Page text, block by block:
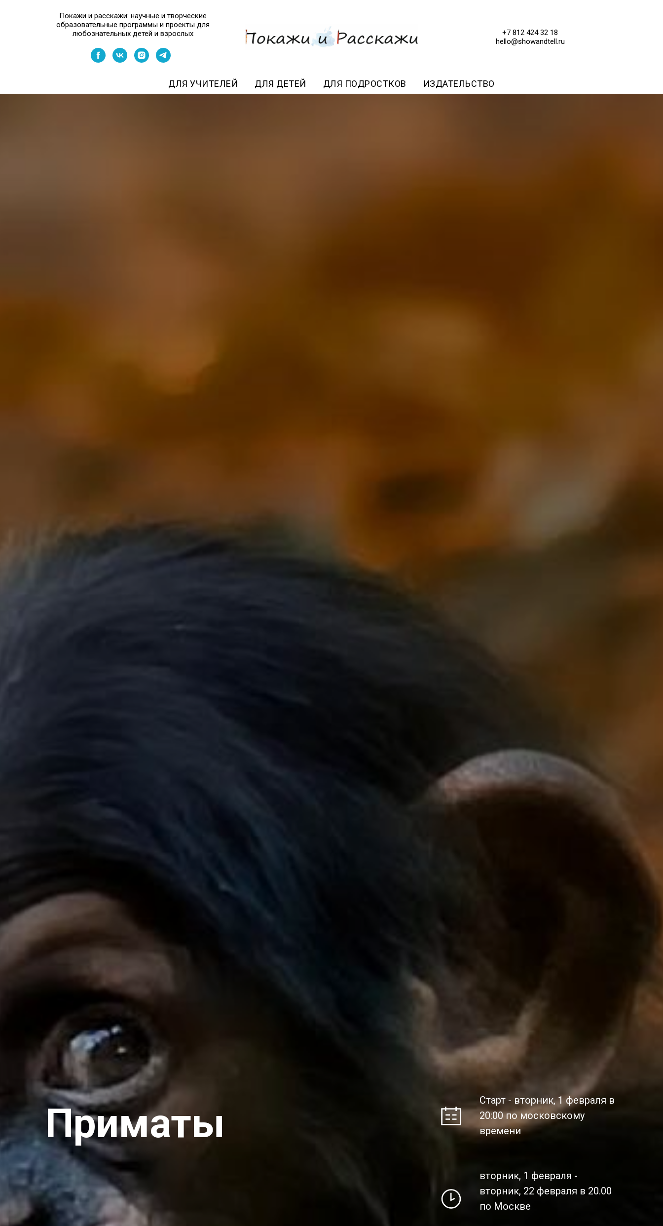
Покажи и расскажи: научные и творческие
образовательные программы и проекты для
любознательных детей и взрослых
+7 812 424 32 18
hello@showandtell.ru
ДЛЯ УЧИТЕЛЕЙ ДЛЯ ДЕТЕЙ ДЛЯ ПОДРОСТКОВ ИЗДАТЕЛЬСТВО
Приматы
Старт - вторник, 1 февраля в
20:00 по московскому
времени
вторник, 1 февраля -
вторник, 22 февраля в 20.00
по Москве